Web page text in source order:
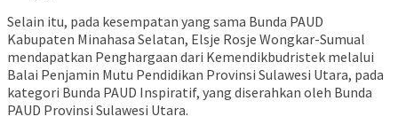
Selain itu, pada kesempatan yang sama Bunda PAUD
Kabupaten Minahasa Selatan, Elsje Rosje Wongkar-Sumual
mendapatkan Penghargaan dari Kemendikbudristek melalui
Balai Penjamin Mutu Pendidikan Provinsi Sulawesi Utara, pada
kategori Bunda PAUD Inspiratif, yang diserahkan oleh Bunda
PAUD Provinsi Sulawesi Utara.